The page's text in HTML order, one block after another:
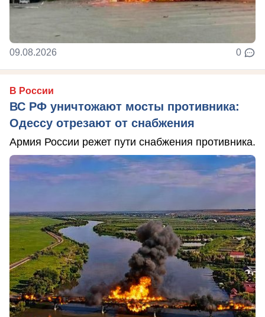
09.08.2026 0
В России
ВС РФ уничтожают мосты противника:
Одессу отрезают от снабжения
Армия России режет пути снабжения противника.